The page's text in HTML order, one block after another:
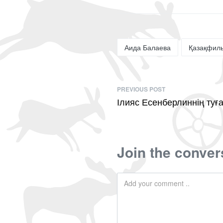
Аида Балаева
PREVIOUS POST
Ілияс Есенберлиннің
Join the